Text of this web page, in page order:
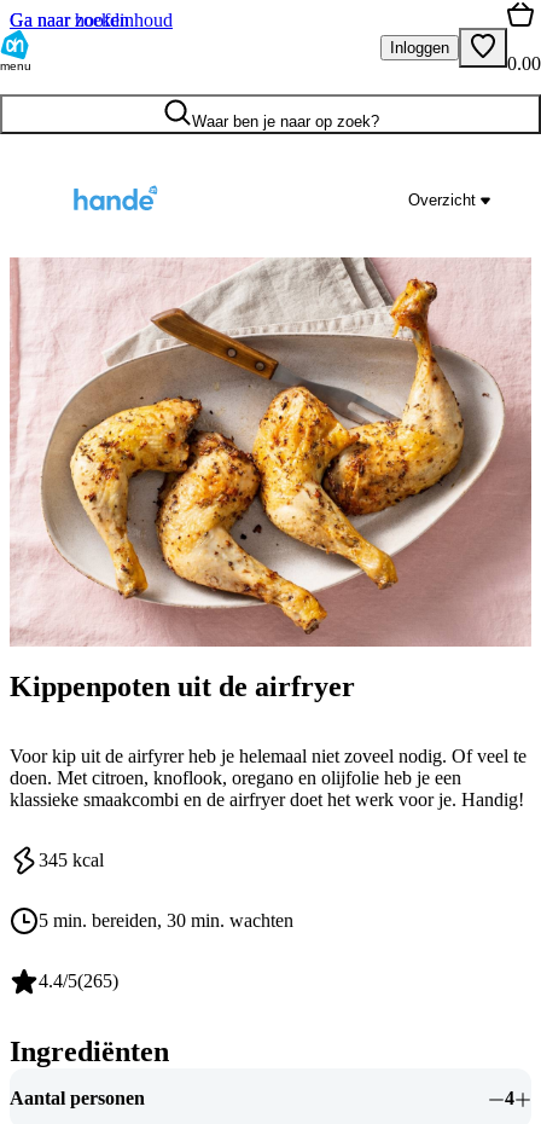
Ga naar hoofdinhoud
Ga naar zoeken
menu
Inloggen
0.00
Waar ben je naar op zoek?
Overzicht
Kippenpoten uit de airfryer
Voor kip uit de airfyrer heb je helemaal niet zoveel nodig. Of veel te
doen. Met citroen, knoflook, oregano en olijfolie heb je een
klassieke smaakcombi en de airfryer doet het werk voor je. Handig!
345 kcal
5 min. bereiden, 30 min. wachten
4.4/5(265)
Ingrediënten
Aantal personen 4